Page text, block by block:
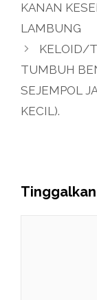
KANAN
LAMBUNG
KELOID/
TUMBUH
SEJEMPOL
KECIL).